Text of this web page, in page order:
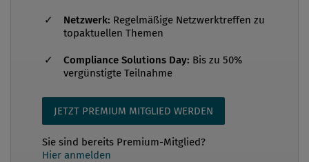
Netzwerk: Regelmäßige Netzwerktreffen zu
topaktuellen Themen
Compliance Solutions Day: Bis zu 50%
vergünstigte Teilnahme
JETZT PREMIUM MITGLIED WERDEN
Sie sind bereits Premium-Mitglied?
Hier anmelden